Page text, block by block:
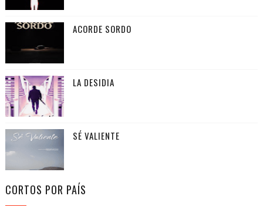
ACORDE SORDO
LA DESIDIA
SÉ VALIENTE
CORTOS POR PAÍS